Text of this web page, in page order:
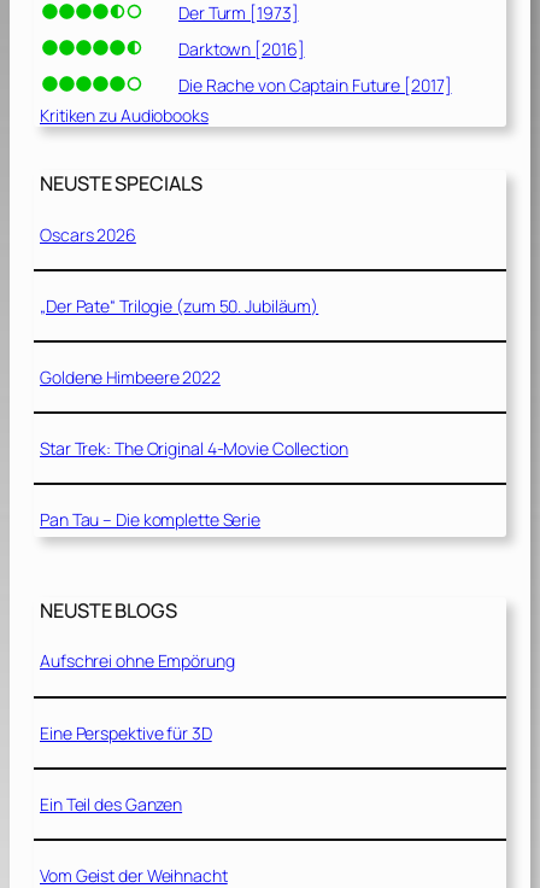
Der Turm [1973]
Darktown [2016]
Die Rache von Captain Future [2017]
Kritiken zu Audiobooks
NEUSTE SPECIALS
Oscars 2026
„Der Pate“ Trilogie (zum 50. Jubiläum)
Goldene Himbeere 2022
Star Trek: The Original 4-Movie Collection
Pan Tau – Die komplette Serie
NEUSTE BLOGS
Aufschrei ohne Empörung
Eine Perspektive für 3D
Ein Teil des Ganzen
Vom Geist der Weihnacht